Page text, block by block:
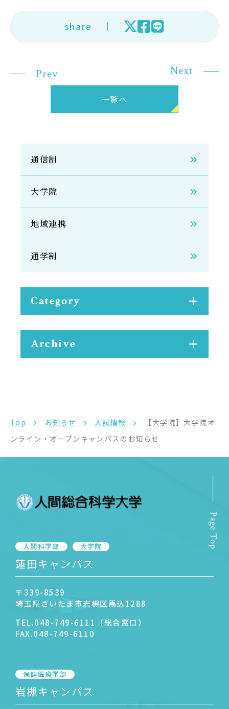
プライバシーポリシー
UHASウォッチ
English
同窓会
share
Prev
一覧へ
Next
通信制
大学院
地域連携
通学制
Category
Archive
Top お知らせ 入試情報
【大学院】大学院オ
ンライン・オープンキャンパスのお知らせ
人間科学部 大学院
蓮田キャンパス
〒339-8539
埼玉県さいたま市岩槻区馬込1288
TEL.048-749-6111（総合窓口）
FAX.048-749-6110
保健医療学部
岩槻キャンパス
Page Top